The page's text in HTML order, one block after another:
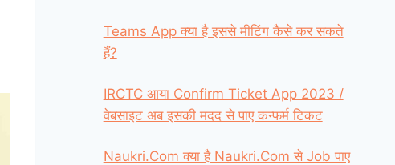
Teams App क्या है इससे मीटिंग कैसे कर सकते
हैं?
IRCTC आया Confirm Ticket App 2023 /
वेबसाइट अब इसकी मदद से पाए कन्फर्म टिकट
Naukri.Com क्या है Naukri.Com से Job पाए